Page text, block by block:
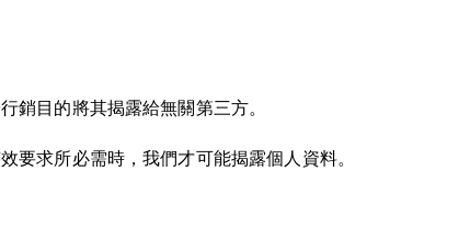
銷目的將其揭露給無關第三方。
要求所必需時，我們才可能揭露個人資料。